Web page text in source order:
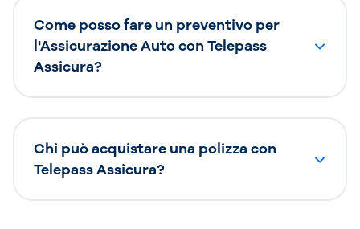
Come posso fare un preventivo per
l'Assicurazione Auto con Telepass
Assicura?
Chi può acquistare una polizza con
Telepass Assicura?